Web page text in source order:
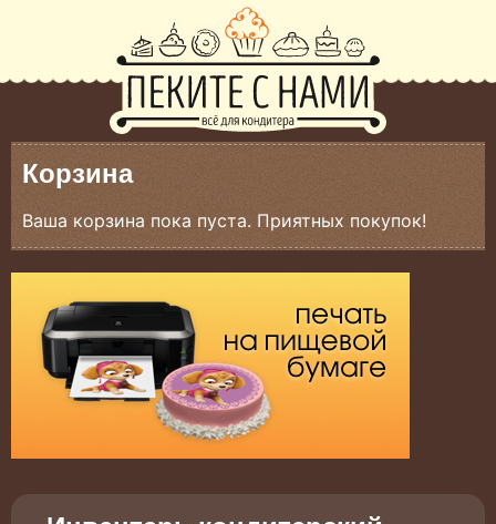
Корзина
Ваша корзина пока пуста. Приятных покупок!